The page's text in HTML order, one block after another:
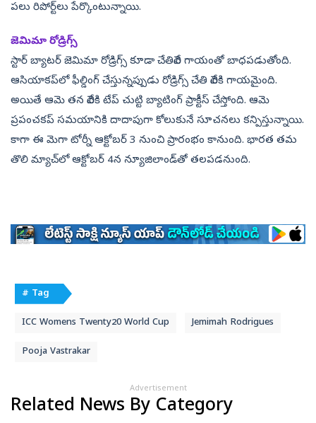
ప‌లు రిపోర్ట్‌లు పేర్కొంటున్నాయి.
జెమిమా రోడ్రిగ్స్
స్టార్ బ్యాటర్ జెమిమా రోడ్రిగ్స్ కూడా చేతివేలి గాయంతో బాధపడుతోంది.
ఆసియాకప్‌లో ఫీల్డింగ్ చేస్తున్నప్పుడు రోడ్రిగ్స్ చేతి వేలికి గాయమైంది.
అయితే ఆమె తన వేలికి టేప్ చుట్టి బ్యాటింగ్ ప్రాక్టీస్ చేస్తోంది. ఆమె
ప్రపంచకప్‌ సమయానికి దాదాపుగా కోలుకునే సూచనలు కన్పిస్తున్నాయి.
కాగా ఈ మెగా టోర్నీ ఆక్టోబర్‌ 3 నుంచి ప్రారంభం కానుంది. భారత తమ
తొలి మ్యాచ్‌లో ఆక్టోబర్‌ 4న న్యూజిలాండ్‌తో తలపడనుంది.
# Tag
ICC Womens Twenty20 World Cup Jemimah Rodrigues
Pooja Vastrakar
Advertisement
Related News By Category